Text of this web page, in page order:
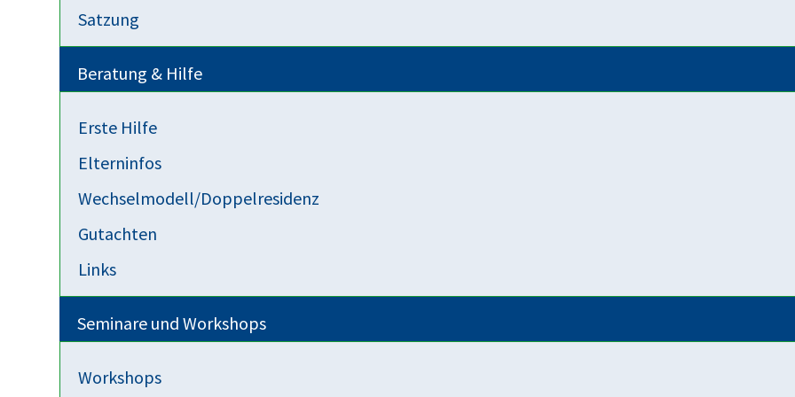
Satzung
Beratung & Hilfe
Erste Hilfe
Elterninfos
Wechselmodell/Doppelresidenz
Gutachten
Links
Seminare und Workshops
Workshops
Männer